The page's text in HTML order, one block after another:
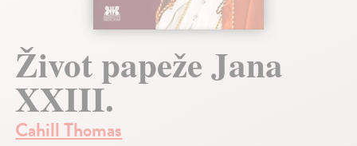
Život papeže Jana
XXIII.
Cahill Thomas